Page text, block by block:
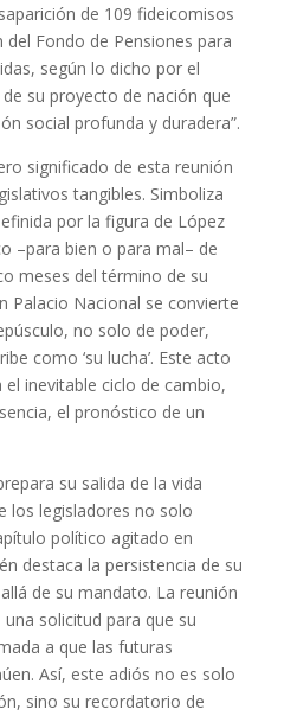
de 109 fideicomisos
Fondo de Pensiones para
según lo dicho por el
su proyecto de nación que
social profunda y duradera”.
significado de esta reunión
tangibles. Simboliza
por la figura de López
–para bien o para mal– de
meses del término de su
Palacio Nacional se convierte
no solo de poder,
como ‘su lucha’. Este acto
el inevitable ciclo de cambio,
el pronóstico de un
su salida de la vida
los legisladores no solo
político agitado en
destaca la persistencia de su
de su mandato. La reunión
solicitud para que su
a que las futuras
Así, este adiós no es solo
sino su recordatorio de